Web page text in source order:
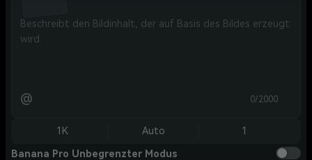
@ 0/2000
1K Auto 1
Banana Pro Unbegrenzter Modus